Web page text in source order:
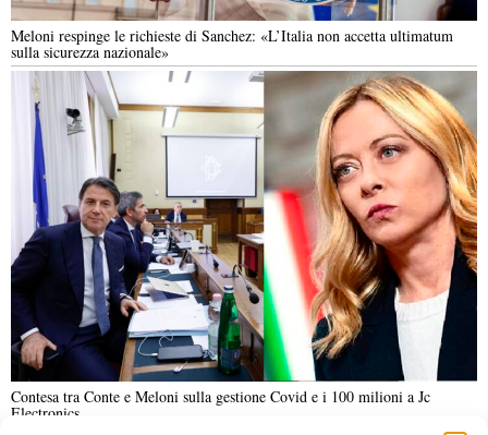
Meloni respinge le richieste di Sanchez: «L’Italia non accetta ultimatum
sulla sicurezza nazionale»
Contesa tra Conte e Meloni sulla gestione Covid e i 100 milioni a Jc
Electronics